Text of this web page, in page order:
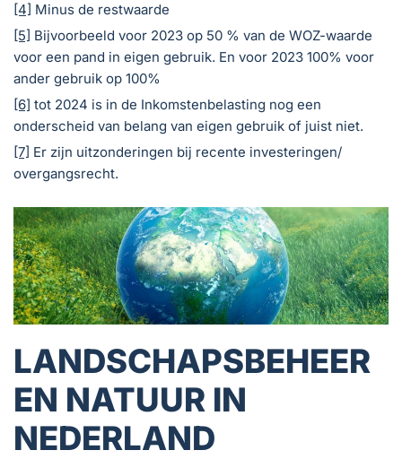
[4] Minus de restwaarde
[5] Bijvoorbeeld voor 2023 op 50 % van de WOZ-waarde
voor een pand in eigen gebruik. En voor 2023 100% voor
ander gebruik op 100%
[6] tot 2024 is in de Inkomstenbelasting nog een
onderscheid van belang van eigen gebruik of juist niet.
[7] Er zijn uitzonderingen bij recente investeringen/
overgangsrecht.
LANDSCHAPSBEHEER
EN NATUUR IN
NEDERLAND